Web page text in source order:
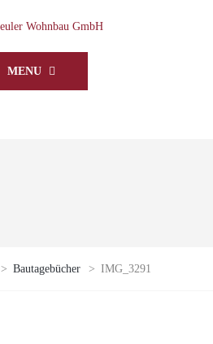
MENU
> Bautagebücher > IMG_3291